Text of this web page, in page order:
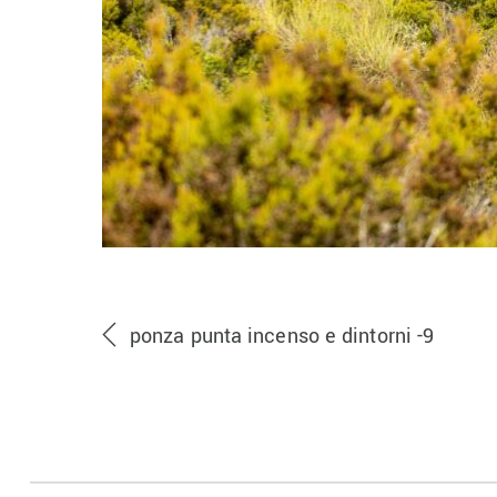
ponza punta incenso e dintorni -9